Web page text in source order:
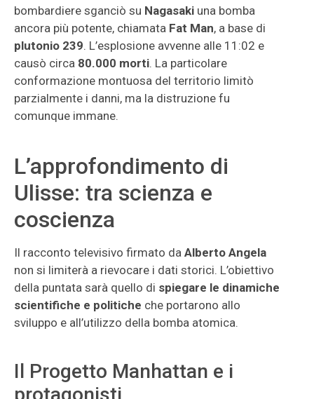
bombardiere sganciò su Nagasaki una bomba
ancora più potente, chiamata Fat Man, a base di
plutonio 239. L’esplosione avvenne alle 11:02 e
causò circa 80.000 morti. La particolare
conformazione montuosa del territorio limitò
parzialmente i danni, ma la distruzione fu
comunque immane.
L’approfondimento di
Ulisse: tra scienza e
coscienza
Il racconto televisivo firmato da Alberto Angela
non si limiterà a rievocare i dati storici. L’obiettivo
della puntata sarà quello di spiegare le dinamiche
scientifiche e politiche che portarono allo
sviluppo e all’utilizzo della bomba atomica.
Il Progetto Manhattan e i